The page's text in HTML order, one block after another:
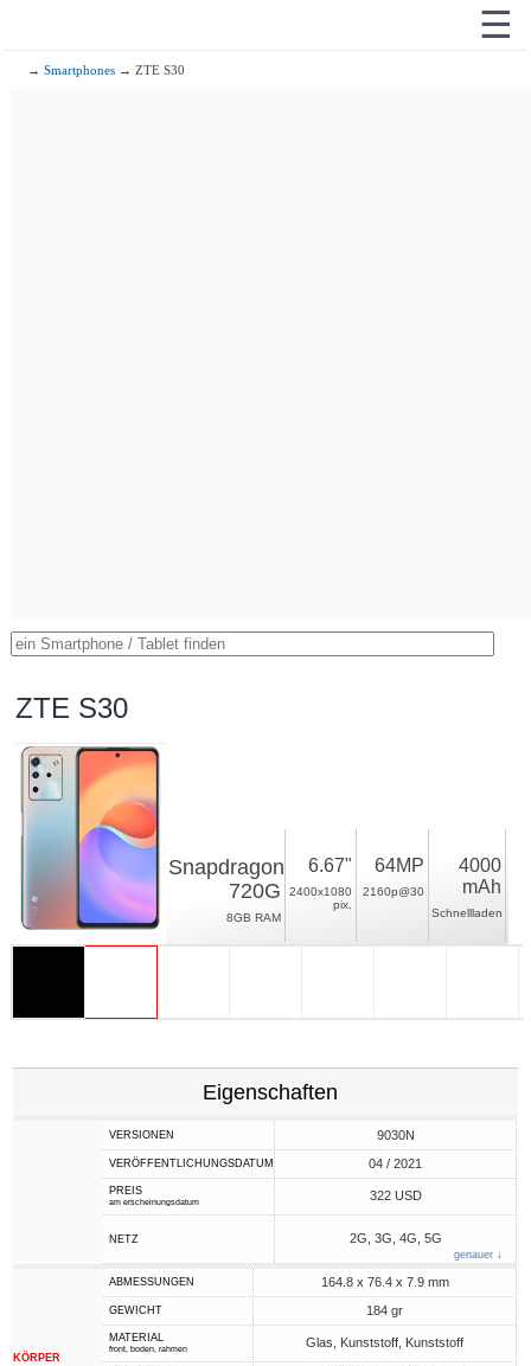
☰
→Smartphones → ZTE S30
ZTE S30
Snapdragon
720G
8GB RAM
6.67"
2400x1080
pix.
64MP
2160p@30
4000
mAh
Schnellladen
Eigenschaften
VERSIONEN 9030N
VERÖFFENTLICHUNGSDATUM 04 / 2021
PREIS
am erscheinungsdatum 322 USD
NETZ 2G, 3G, 4G, 5G
genauer ↓
KÖRPER
ABMESSUNGEN 164.8 x 76.4 x 7.9 mm
GEWICHT 184 gr
MATERIAL
front, boden, rahmen Glas, Kunststoff, Kunststoff